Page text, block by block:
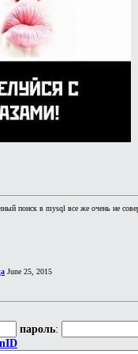
поиск в mysql все же очень не
June 25, 2015
пароль: